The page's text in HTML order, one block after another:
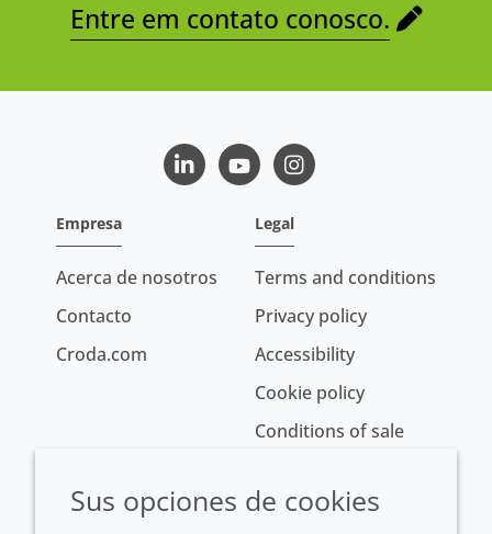
Entre em contato conosco.
LinkedInYoutubeInstagram
Empresa
Acerca de nosotros
Contacto
Croda.com
Legal
Terms and conditions
Privacy policy
Accessibility
Cookie policy
Conditions of sale
Sus opciones de cookies